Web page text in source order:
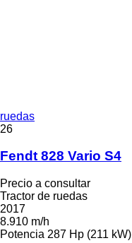
ruedas
26
Fendt 828 Vario S4
Precio a consultar
Tractor de ruedas
2017
8.910 m/h
Potencia 287 Hp (211 kW)